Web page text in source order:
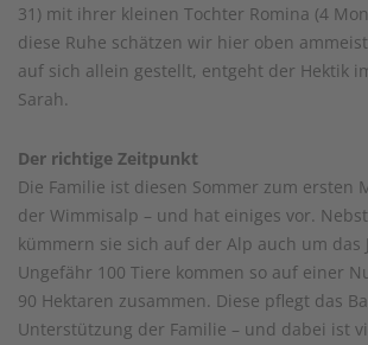
31) mit ihrer kleinen Tochter Romina (4
diese Ruhe schätzen wir hier oben
auf sich allein gestellt, entgeht der Hektik
Sarah.
Der richtige Zeitpunkt
Die Familie ist diesen Sommer zum ersten
der Wimmisalp – und hat einiges vor.
kümmern sie sich auf der Alp auch um das
Ungefähr 100 Tiere kommen so auf einer
90 Hektaren zusammen. Diese pflegt das
Unterstützung der Familie – und dabei ist